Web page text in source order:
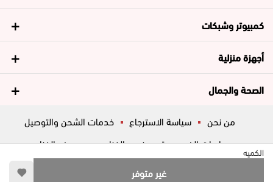
الكميه
غير متوفر
كمبيوتر وشبكات
أجهزة منزلية
الصحة والجمال
من نحن سياسة الاسترجاع
خدمات الشحن والتوصيل
سياسات الخصوصية
فروع الغزاوي
عروض الغزاوي